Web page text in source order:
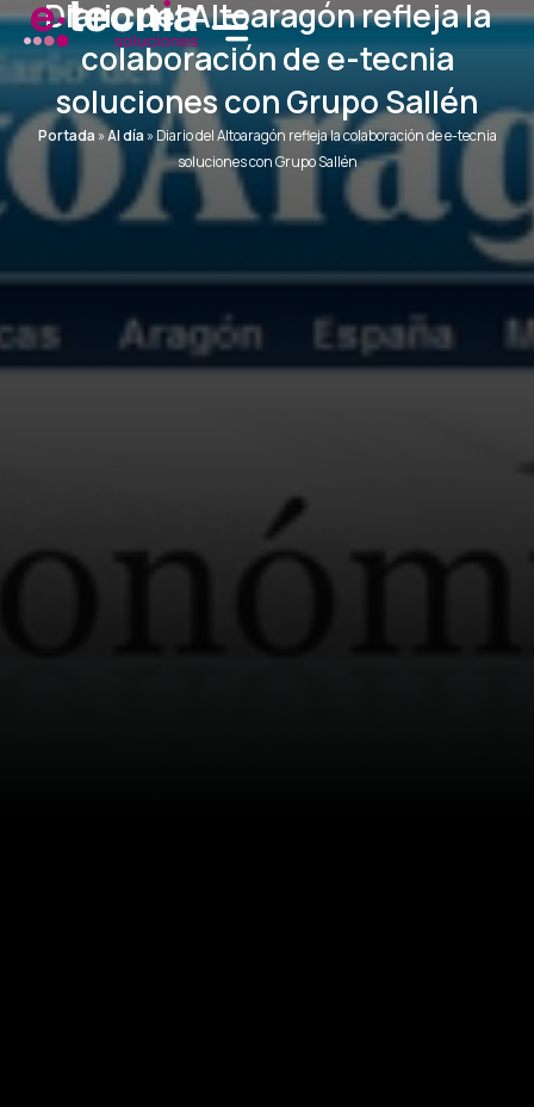
Ir
contenido
Diario del Altoaragón refleja la
colaboración de e-tecnia
soluciones con Grupo Sallén
Portada »Al día »Diario del Altoaragón refleja la colaboración de e-tecnia
soluciones con Grupo Sallén